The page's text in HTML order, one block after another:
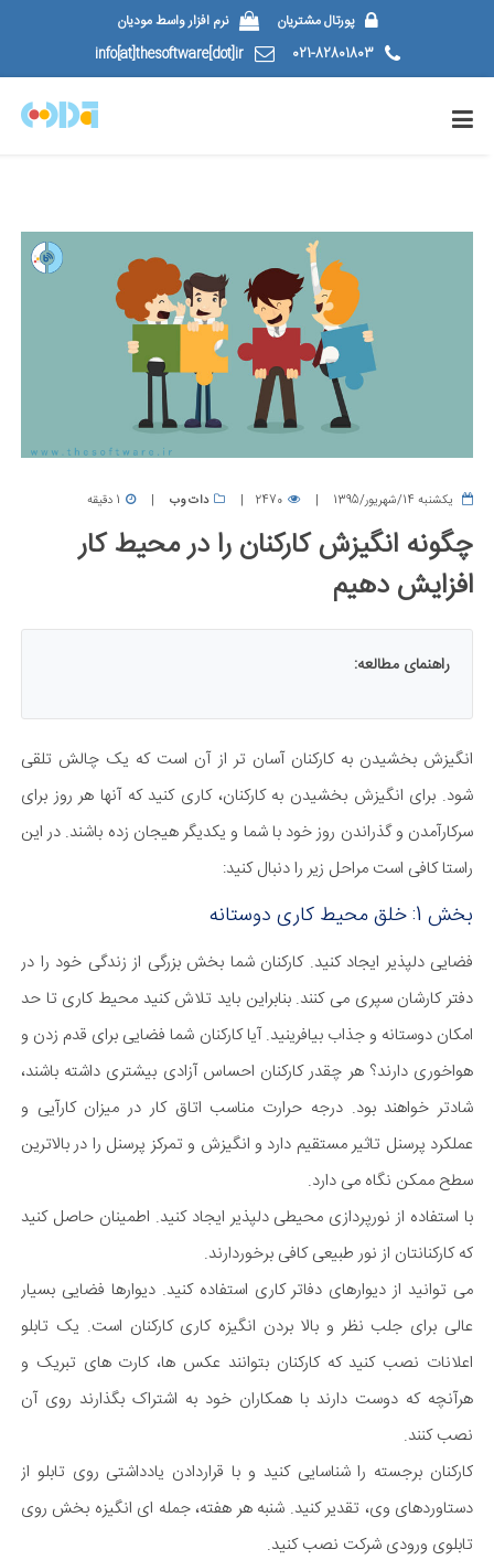
پورتال مشتریان
نرم افزار واسط مودیان
021-82801803
info[at]thesoftware[dot]ir
يكشنبه 14/شهریور/1395 2470 دات وب 1 دقیقه
چگونه انگیزش کارکنان را در محیط کار
افزایش دهیم
راهنمای مطالعه:
انگیزش بخشیدن به کارکنان آسان تر از آن است که یک چالش تلقی
شود. برای انگیزش بخشیدن به کارکنان، کاری کنید که آنها هر روز برای
سرکارآمدن و گذراندن روز خود با شما و یکدیگر هیجان زده باشند. در این
راستا کافی است مراحل زیر را دنبال کنید:
بخش 1: خلق محیط کاری دوستانه
فضایی دلپذیر ایجاد کنید. کارکنان شما بخش بزرگی از زندگی خود را در
دفتر کارشان سپری می کنند. بنابراین باید تلاش کنید محیط کاری تا حد
امکان دوستانه و جذاب بیافرینید. آیا کارکنان شما فضایی برای قدم زدن و
هواخوری دارند؟ هر چقدر کارکنان احساس آزادی بیشتری داشته باشند،
شادتر خواهند بود. درجه حرارت مناسب اتاق کار در میزان کارآیی و
عملکرد پرسنل تاثیر مستقیم دارد و انگیزش و تمرکز پرسنل را در بالاترین
سطح ممکن نگاه می دارد.
با استفاده از نورپردازی محیطی دلپذیر ایجاد کنید. اطمینان حاصل کنید
که کارکنانتان از نور طبیعی کافی برخوردارند.
می توانید از دیوارهای دفاتر کاری استفاده کنید. دیوارها فضایی بسیار
عالی برای جلب نظر و بالا بردن انگیزه کاری کارکنان است. یک تابلو
اعلانات نصب کنید که کارکنان بتوانند عکس ها، کارت های تبریک و
هرآنچه که دوست دارند با همکاران خود به اشتراک بگذارند روی آن
نصب کنند.
کارکنان برجسته را شناسایی کنید و با قراردادن یادداشتی روی تابلو از
دستاوردهای وی، تقدیر کنید. شنبه هر هفته، جمله ای انگیزه بخش روی
تابلوی ورودی شرکت نصب کنید.